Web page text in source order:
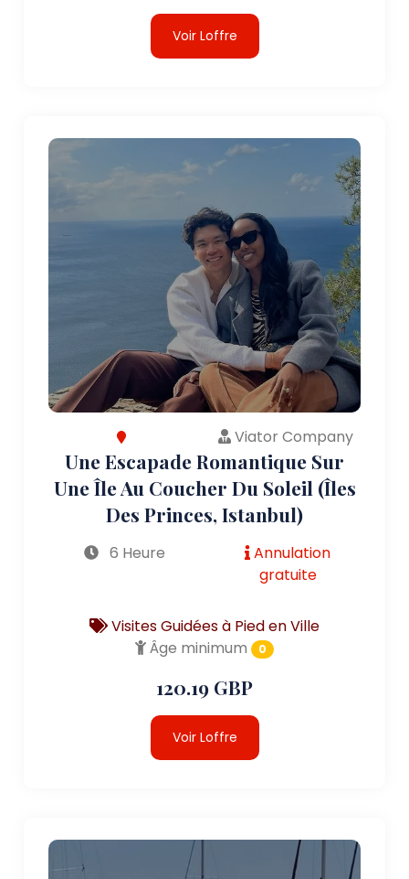
Voir Loffre
Viator Company
Une Escapade Romantique Sur
Une Île Au Coucher Du Soleil (Îles
Des Princes, Istanbul)
6 Heure
Annulation
gratuite
Visites Guidées à Pied en Ville
Âge minimum
0
120.19 GBP
Voir Loffre